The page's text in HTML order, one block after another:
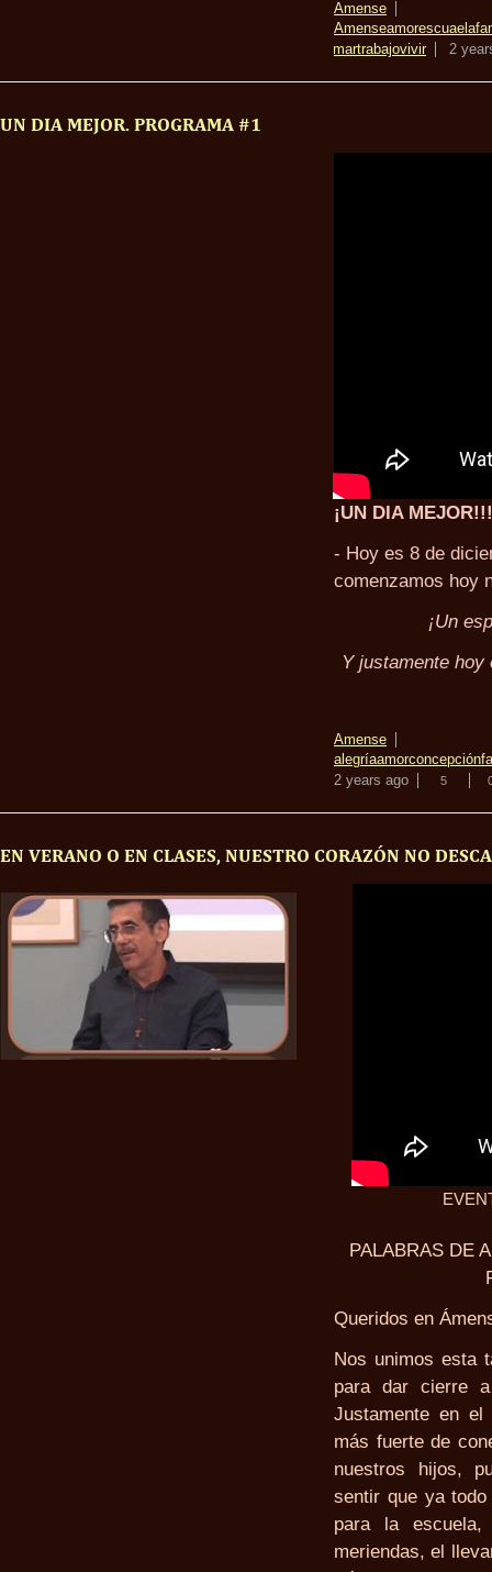
Amense
Amenseamorescuaela
amartrabajovivir 2
UN DIA MEJOR. PROGRAMA #1
¡UN DIA MEJOR!!!
- Hoy es 8 de
comenzamos hoy
¡Un
Y justamente
Amense
alegríaamorconcepción
2 years ago
5
EN VERANO O EN CLASES, NUESTRO CORAZÓN NO
PALABRAS DE
Queridos en
Nos unimos esta
para dar cierre
Justamente en
más fuerte de
nuestros hijos,
sentir que ya
para la
meriendas, el